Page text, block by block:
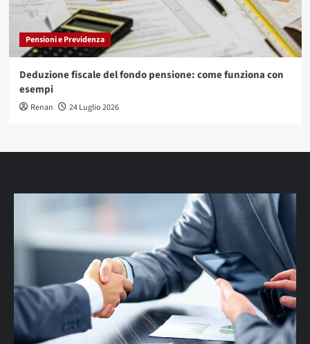
Pensioni e Previdenza
Deduzione fiscale del fondo pensione: come funziona con
esempi
Renan 24 Luglio 2026